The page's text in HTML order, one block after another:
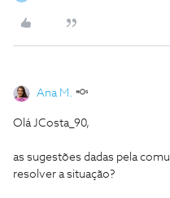
Ana M.
Olá JCosta_90,
as sugestões dadas pela
resolver a situação?